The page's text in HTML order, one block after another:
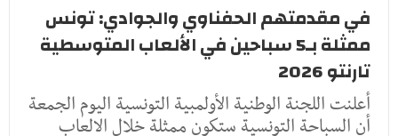
في مقدمتهم الحفناوي والجوادي: تونس
ممثلة بـ5 سباحين في الألعاب المتوسطية
تارنتو 2026
أعلنت اللجنة الوطنية الأولمبية التونسية اليوم الجمعة
أن السباحة التونسية ستكون ممثلة خلال الالعاب